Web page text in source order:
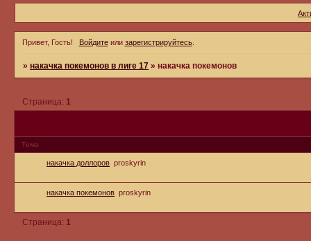
Привет, Гость! Войдитеили зарегистрируйтесь.
»накачка покемонов в лиге 17 »накачка покемонов
Страница: 1
Тема
накачка доллоров proskyrin
накачка покемонов proskyrin
Страница: 1